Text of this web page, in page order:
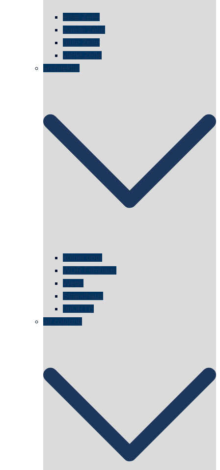
erste Zelle
zweite Zelle
dritte Zelle
vierte Zelle
architektur
kölner oper
WDR Filmhaus
Wege
Strandhaus
unORTE
art cologne